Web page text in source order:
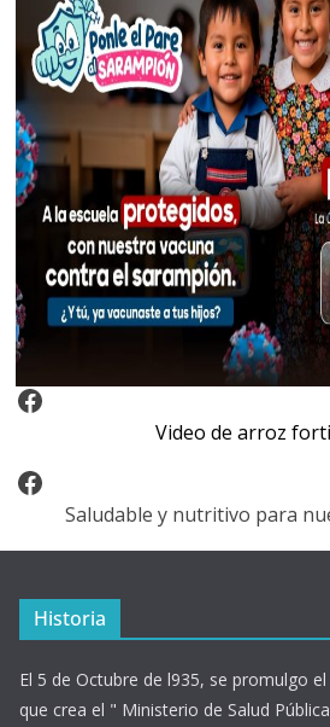
Video Arroz Fortificado
Video de arroz
Facebook
Saludable y nutritivo para
Historia
El 5 de Octubre de l935, se promulgo
que crea el " Ministerio de Salud